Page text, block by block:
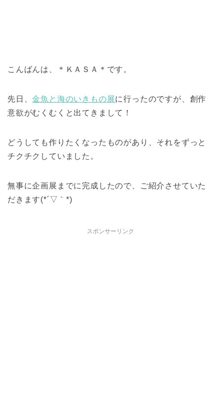
こんばんは、＊ＫＡＳＡ＊です。
先日、金魚と海のいきもの展に行ったのですが、創作
意欲がむくむくと出てきまして！
どうしても作りたくなったものがあり、それをずっと
チクチクしていました。
無事に企画展までに完成したので、ご紹介させていた
だきます(*´▽｀*)
スポンサーリンク